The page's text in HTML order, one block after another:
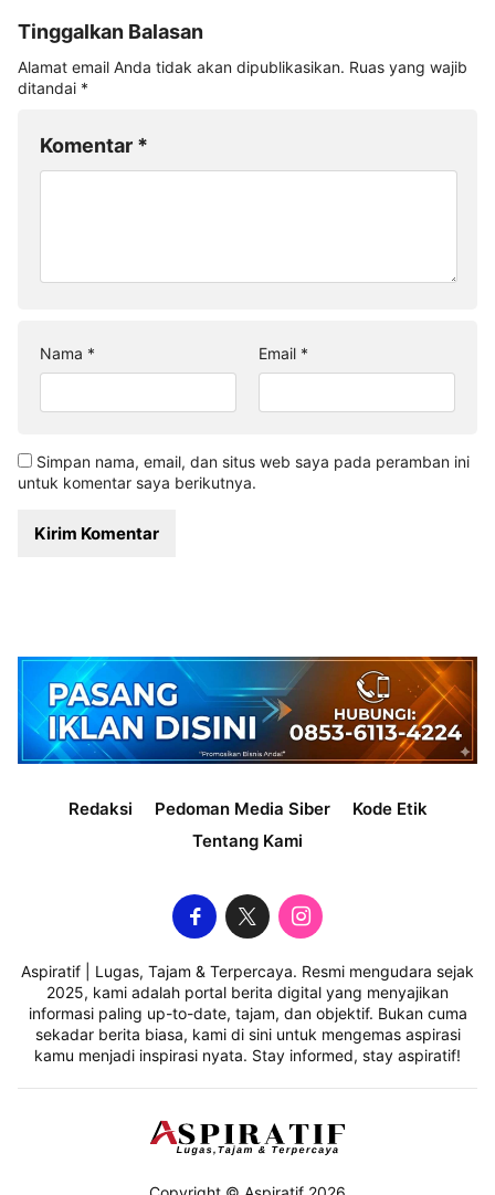
Tinggalkan Balasan
Alamat email Anda tidak akan dipublikasikan. Ruas yang wajib
ditandai *
Komentar *
Nama * Email *
Simpan nama, email, dan situs web saya pada peramban ini
untuk komentar saya berikutnya.
Redaksi Pedoman Media Siber
Kode Etik
Tentang Kami
Aspiratif | Lugas, Tajam & Terpercaya. Resmi mengudara sejak
2025, kami adalah portal berita digital yang menyajikan
informasi paling up-to-date, tajam, dan objektif. Bukan cuma
sekadar berita biasa, kami di sini untuk mengemas aspirasi
kamu menjadi inspirasi nyata. Stay informed, stay aspiratif!